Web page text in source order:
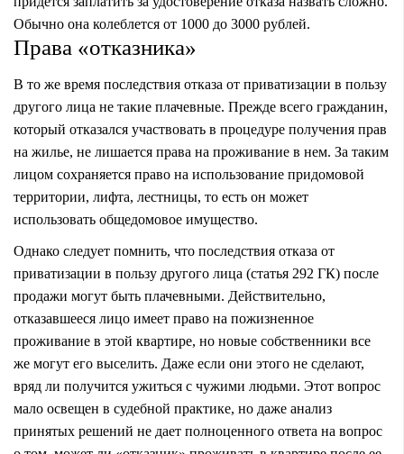
Обычно она колеблется от 1000 до 3000 рублей.
Права «отказника»
В то же время последствия отказа от приватизации в пользу
другого лица не такие плачевные. Прежде всего гражданин,
который отказался участвовать в процедуре получения прав
на жилье, не лишается права на проживание в нем. За таким
лицом сохраняется право на использование придомовой
территории, лифта, лестницы, то есть он может
использовать общедомовое имущество.
Однако следует помнить, что последствия отказа от
приватизации в пользу другого лица (статья 292 ГК) после
продажи могут быть плачевными. Действительно,
отказавшееся лицо имеет право на пожизненное
проживание в этой квартире, но новые собственники все
же могут его выселить. Даже если они этого не сделают,
вряд ли получится ужиться с чужими людьми. Этот вопрос
мало освещен в судебной практике, но даже анализ
принятых решений не дает полноценного ответа на вопрос